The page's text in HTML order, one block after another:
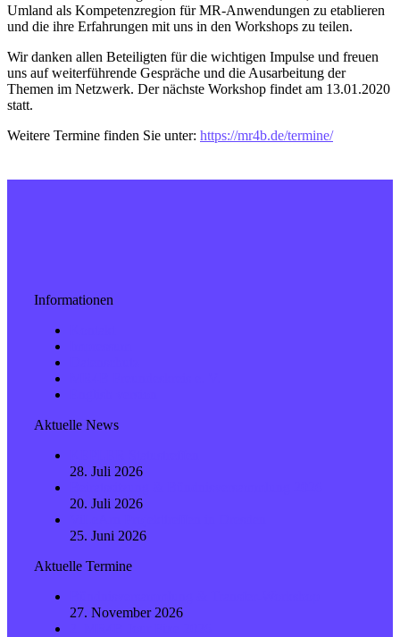
Umland als Kompetenzregion für MR-Anwendungen zu etablieren
und die ihre Erfahrungen mit uns in den Workshops zu teilen.
Wir danken allen Beteiligten für die wichtigen Impulse und freuen
uns auf weiterführende Gespräche und die Ausarbeitung der
Themen im Netzwerk. Der nächste Workshop findet am 13.01.2020
statt.
Weitere Termine finden Sie unter: https://mr4b.de/termine/
Informationen
Aktuelle News
28. Juli 2026
20. Juli 2026
25. Juni 2026
Aktuelle Termine
27. November 2026